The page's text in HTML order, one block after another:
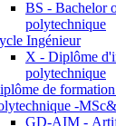
BS - Bachelor
polytechnique
Ingénieur
X - Diplôme
polytechnique
de
-
GD-AIM -